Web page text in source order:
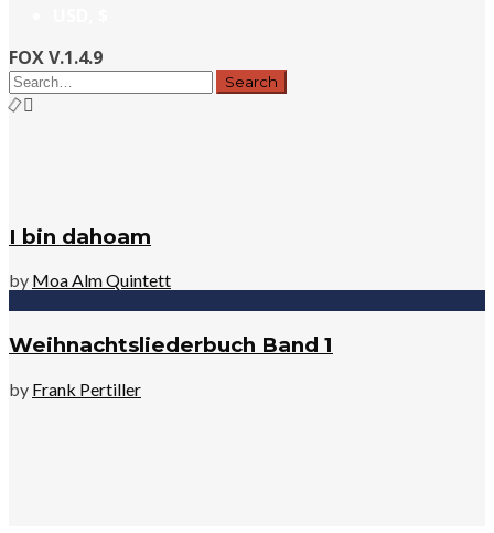
FOX V.1.4.9
I bin dahoam
by Moa Alm Quintett
Weihnachtsliederbuch Band 1
by Frank Pertiller